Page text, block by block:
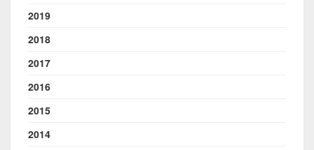
2019
2018
2017
2016
2015
2014